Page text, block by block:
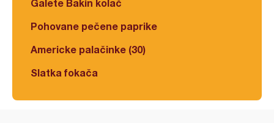
Galete Bakin kolač
Pohovane pečene paprike
Americke palačinke (30)
Slatka fokača